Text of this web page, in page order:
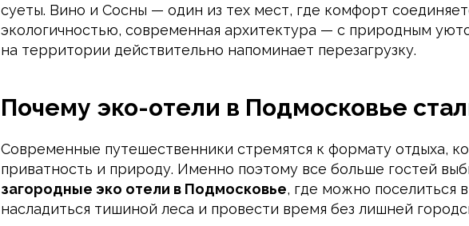
суеты. Вино и Сосны — один из тех мест, где комфорт
экологичностью, современная архитектура — с природным
на территории действительно напоминает перезагрузку.
Почему эко-отели в Подмосковье
Современные путешественники стремятся к формату отдыха,
приватность и природу. Именно поэтому все больше гостей
загородные эко отели в Подмосковье, где можно поселиться
насладиться тишиной леса и провести время без лишней